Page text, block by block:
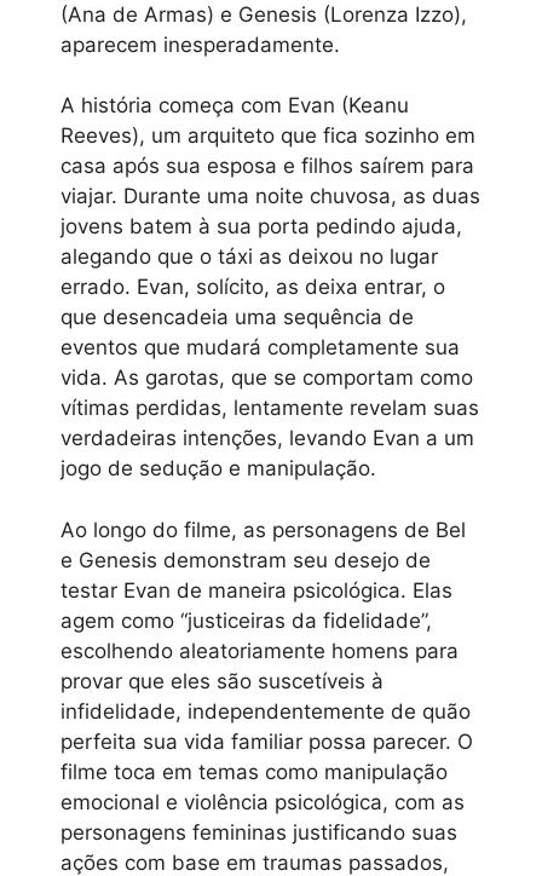
(Ana de Armas) e Genesis (Lorenza Izzo),
aparecem inesperadamente.
A história começa com Evan (Keanu
Reeves), um arquiteto que fica sozinho em
casa após sua esposa e filhos saírem para
viajar. Durante uma noite chuvosa, as duas
jovens batem à sua porta pedindo ajuda,
alegando que o táxi as deixou no lugar
errado. Evan, solícito, as deixa entrar, o
que desencadeia uma sequência de
eventos que mudará completamente sua
vida. As garotas, que se comportam como
vítimas perdidas, lentamente revelam suas
verdadeiras intenções, levando Evan a um
jogo de sedução e manipulação.
Ao longo do filme, as personagens de Bel
e Genesis demonstram seu desejo de
testar Evan de maneira psicológica. Elas
agem como “justiceiras da fidelidade”,
escolhendo aleatoriamente homens para
provar que eles são suscetíveis à
infidelidade, independentemente de quão
perfeita sua vida familiar possa parecer. O
filme toca em temas como manipulação
emocional e violência psicológica, com as
personagens femininas justificando suas
ações com base em traumas passados,